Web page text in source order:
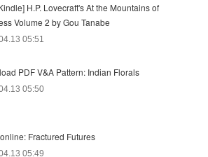
H.P. Lovecraft's At the Mountains of
Volume 2 by Gou Tanabe
05:51
PDF V&A Pattern: Indian Florals
05:50
Fractured Futures
05:49